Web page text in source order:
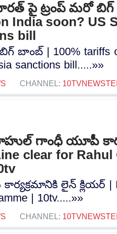
పై ట్రంప్ మరో బిగ్
India soon? US
bill
బాంబ్ | 100% tariffs
sanctions bill.....»»
CHANNEL:
గాంధీ యూపీ
clear for Rahul
లైన్ క్లియర్ |
| 10tv.....»»
CHANNEL: